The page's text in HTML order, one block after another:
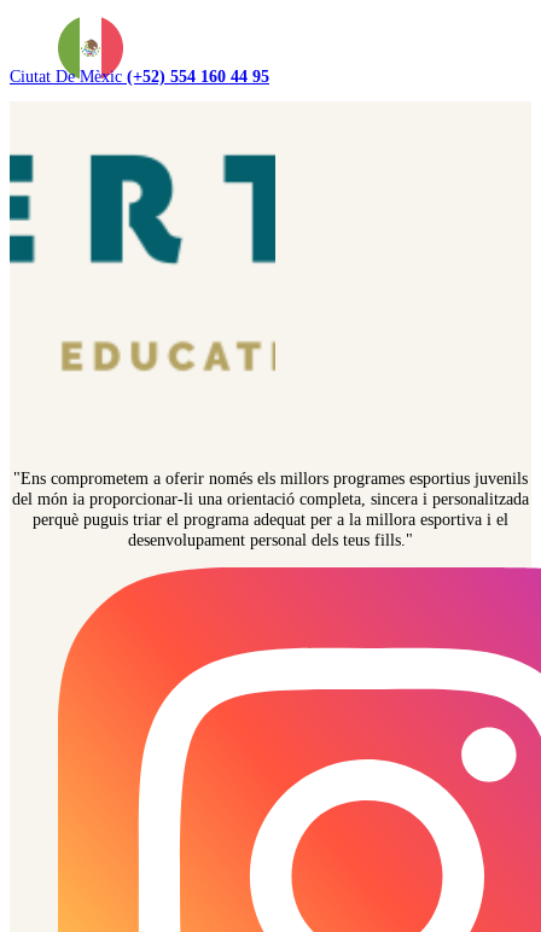
Ciutat De Mèxic (+52) 554 160 44 95
"Ens comprometem a oferir només els millors programes esportius juvenils
del món ia proporcionar-li una orientació completa, sincera i personalitzada
perquè puguis triar el programa adequat per a la millora esportiva i el
desenvolupament personal dels teus fills."